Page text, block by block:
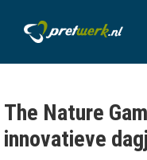
The Nature
innovatieve